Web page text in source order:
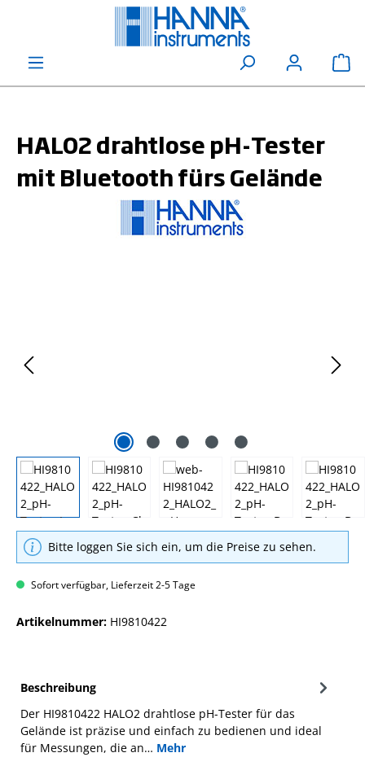
HALO2 drahtlose pH-Tester
mit Bluetooth fürs Gelände
Bitte loggen Sie sich ein, um die Preise zu sehen.
Sofort verfügbar, Lieferzeit 2-5 Tage
Artikelnummer: HI9810422
Beschreibung
Der HI9810422 HALO2 drahtlose pH-Tester für das
Gelände ist präzise und einfach zu bedienen und ideal
für Messungen, die an… Mehr